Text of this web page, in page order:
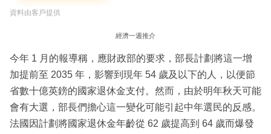
資料由客戶提供
經濟一週推介
今年 1 月的報導稱，應財政部的要求，部長計劃將這一增
加提前至 2035 年，影響到現年 54 歲及以下的人，以便節
省數十億英鎊的國家退休金支付。然而，由於明年秋天可能
會有大選，部長們擔心這一變化可能引起中年選民的反感。
法國因計劃將國家退休金年齡從 62 歲提高到 64 歲而爆發